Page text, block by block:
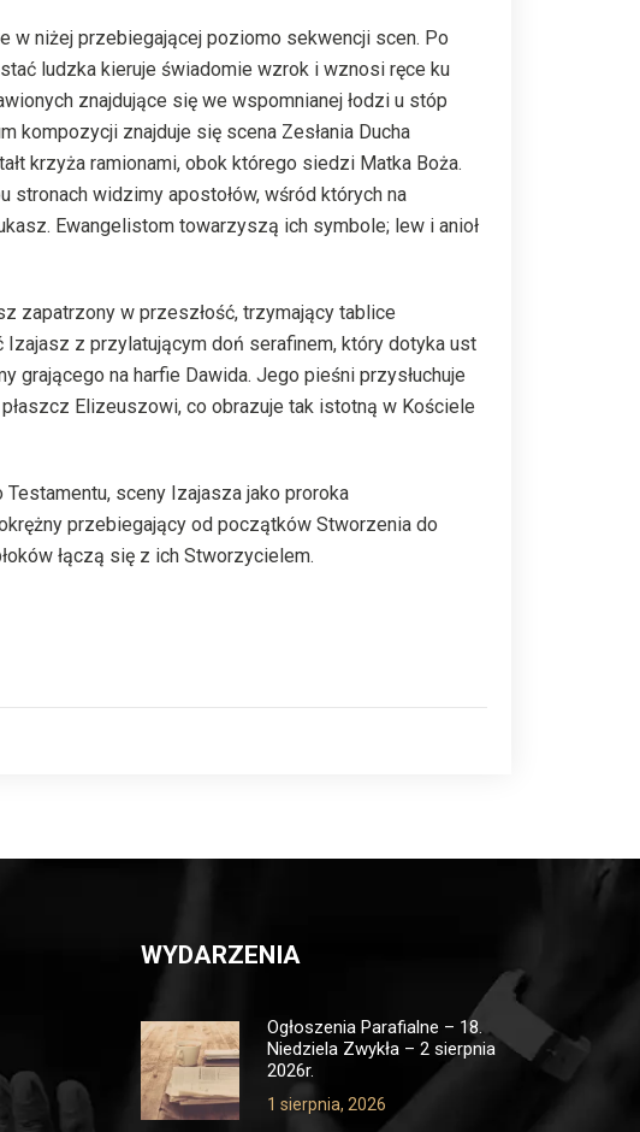
w niżej przebiegającej poziomo sekwencji scen. Po
ludzka kieruje świadomie wzrok i wznosi ręce ku
znajdujące się we wspomnianej łodzi u stóp
kompozycji znajduje się scena Zesłania Ducha
krzyża ramionami, obok którego siedzi Matka Boża.
stronach widzimy apostołów, wśród których na
Ewangelistom towarzyszą ich symbole; lew i anioł
zapatrzony w przeszłość, trzymający tablice
z przylatującym doń serafinem, który dotyka ust
grającego na harfie Dawida. Jego pieśni przysłuchuje
Elizeuszowi, co obrazuje tak istotną w Kościele
sceny Izajasza jako proroka
przebiegający od początków Stworzenia do
łączą się z ich Stworzycielem.
WYDARZENIA
Ogłoszenia Parafialne – 18.
Niedziela Zwykła – 2 sierpnia
2026r.
1 sierpnia, 2026